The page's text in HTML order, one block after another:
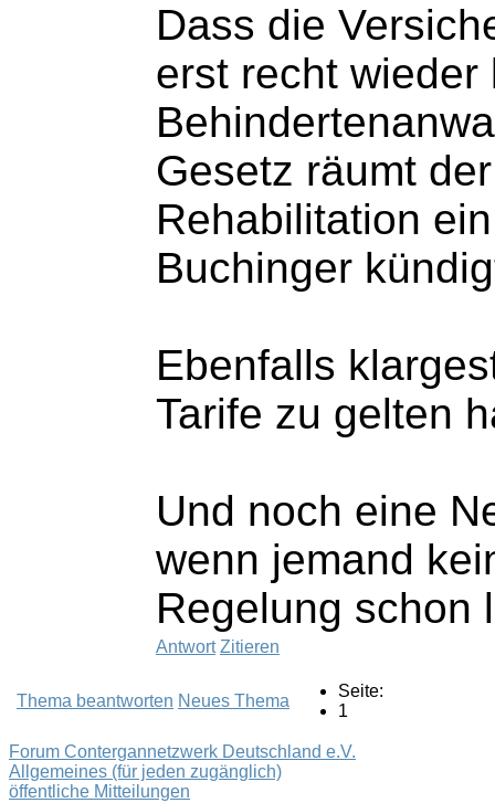
Dass die
erst recht
Gesetz räumt
Rehabilitation
Buchinger
Ebenfalls
Tarife zu gelten
Und noch eine
wenn jemand
Regelung schon
Antwort Zitieren
Thema beantworten Neues Thema
Seite:
1
Forum Contergannetzwerk Deutschland e.V.
Allgemeines (für jeden zugänglich)
öffentliche Mitteilungen